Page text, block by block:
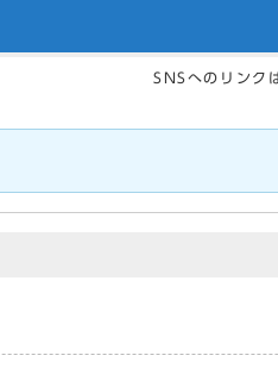
SNSへのリンク